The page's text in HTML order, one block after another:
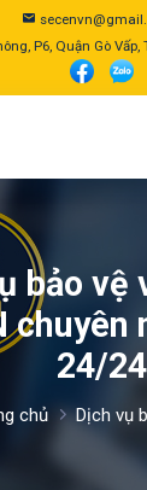
P6, Quận Gò Vấp,
bảo vệ
chuyên
24/24
chủ Dịch vụ